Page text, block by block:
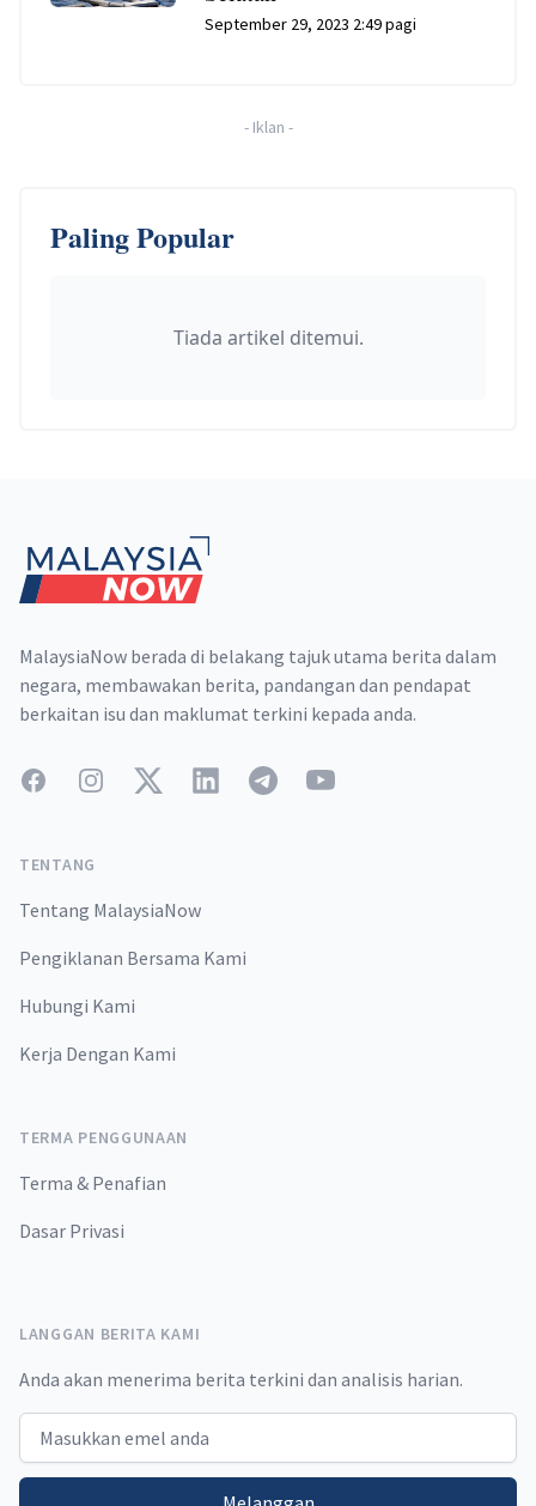
September 29, 2023 2:49 pagi
- Iklan -
Paling Popular
Tiada artikel ditemui.
MalaysiaNow berada di belakang tajuk utama berita dalam
negara, membawakan berita, pandangan dan pendapat
berkaitan isu dan maklumat terkini kepada anda.
FacebookInstagramTwitterLinkedInTelegramYouTube
TENTANG
Tentang MalaysiaNow
Pengiklanan Bersama Kami
Hubungi Kami
Kerja Dengan Kami
TERMA PENGGUNAAN
Terma & Penafian
Dasar Privasi
LANGGAN BERITA KAMI
Anda akan menerima berita terkini dan analisis harian.
Email address